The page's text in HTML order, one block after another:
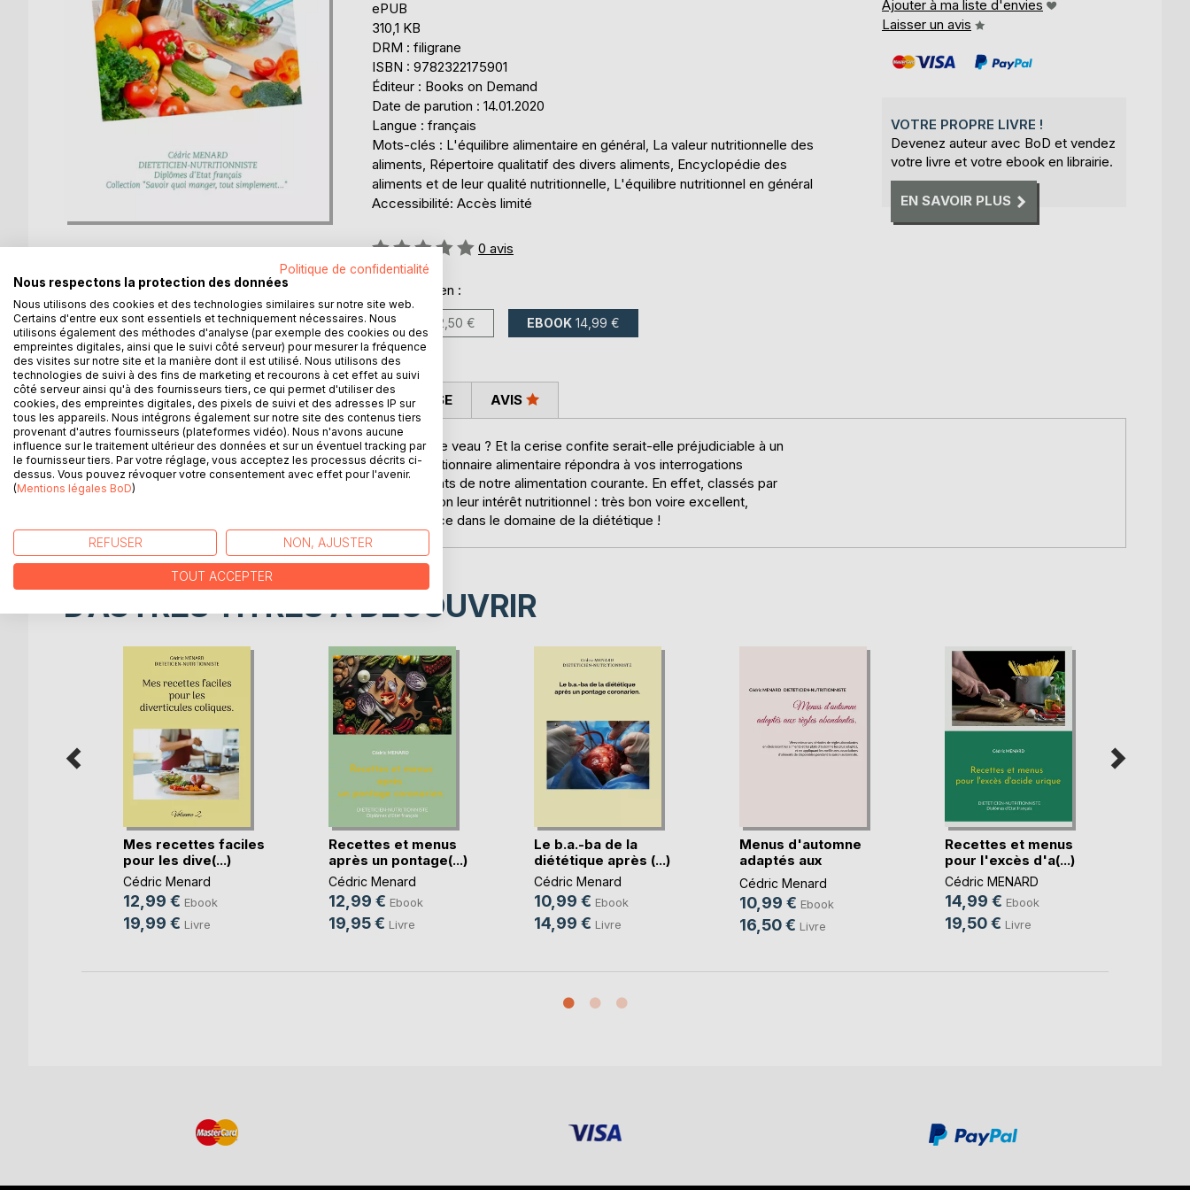
ePUB
310,1 KB
DRM : filigrane
ISBN : 9782322175901
Éditeur : Books on Demand
Date de parution : 14.01.2020
Langue : français
Mots-clés : L'équilibre alimentaire en général, La valeur nutritionnelle des
aliments, Répertoire qualitatif des divers aliments, Encyclopédie des
aliments et de leur qualité nutritionnelle, L'équilibre nutritionnel en général
Accessibilité: Accès limité
Évaluation:
0%
0 avis
Disponible en :
LIVRE 22,50 € EBOOK 14,99 €
Ajouter à ma liste d'envies
Laisser un avis
VOTRE PROPRE LIVRE !
Devenez auteur avec BoD et vendez
votre livre et votre ebook en librairie.
EN SAVOIR PLUS
DESCRIPTION
Quel est l'intérêt nutritionnel du hareng ? Et celui du foie de veau ? Et la cerise confite serait-elle préjudiciable à un
bon équilibre alimentaire ? D'un simple coup d'oeil, ce dictionnaire alimentaire répondra à vos interrogations
concernant la valeur nutritionnelle de bon nombre d'aliments de notre alimentation courante. En effet, classés par
ordre alphabétique, près de 3000 aliments sont notés selon leur intérêt nutritionnel : très bon voire excellent,
moyen, faible ou encore sans aucun intérêt ! Une référence dans le domaine de la diététique !
AUTEUR(S) CRITIQUES PRESSE AVIS
D’AUTRES TITRES À DÉCOUVRIR
Mes recettes faciles
pour les dive(...)
Cédric Menard
12,99 € Ebook
19,99 € Livre
Recettes et menus
après un pontage(...)
Cédric Menard
12,99 € Ebook
19,95 € Livre
Le b.a.-ba de la
diététique après (...)
Cédric Menard
10,99 € Ebook
14,99 € Livre
Menus d'automne
adaptés aux
règles(...)
Cédric Menard
10,99 € Ebook
16,50 € Livre
Recettes et menus
pour l'excès d'a(...)
Cédric MENARD
14,99 € Ebook
19,50 € Livre
Politique de confidentialité
Nous respectons la protection des données
Nous utilisons des cookies et des technologies similaires sur notre site web.
Certains d'entre eux sont essentiels et techniquement nécessaires. Nous
utilisons également des méthodes d'analyse (par exemple des cookies ou des
empreintes digitales, ainsi que le suivi côté serveur) pour mesurer la fréquence
des visites sur notre site et la manière dont il est utilisé. Nous utilisons des
technologies de suivi à des fins de marketing et recourons à cet effet au suivi
côté serveur ainsi qu'à des fournisseurs tiers, ce qui permet d'utiliser des
cookies, des empreintes digitales, des pixels de suivi et des adresses IP sur
tous les appareils. Nous intégrons également sur notre site des contenus tiers
provenant d'autres fournisseurs (plateformes vidéo). Nous n'avons aucune
influence sur le traitement ultérieur des données et sur un éventuel tracking par
le fournisseur tiers. Par votre réglage, vous acceptez les processus décrits ci-
dessus. Vous pouvez révoquer votre consentement avec effet pour l'avenir.
(Mentions légales BoD)
REFUSER NON, AJUSTER
TOUT ACCEPTER